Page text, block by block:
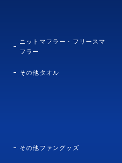
ニットマフラー・フリースマ
フラー
その他タオル
その他ファングッズ